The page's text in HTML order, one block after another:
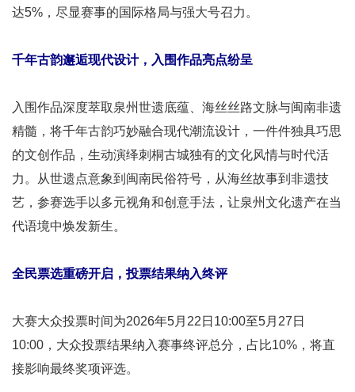
达5%，尽显赛事的国际格局与强大号召力。
千年古韵邂逅现代设计，入围作品亮点纷呈
入围作品深度萃取泉州世遗底蕴、海丝丝路文脉与闽南非遗
精髓，将千年古韵巧妙融合现代潮流设计，一件件独具巧思
的文创作品，生动演绎刺桐古城独有的文化风情与时代活
力。从世遗点意象到闽南民俗符号，从海丝故事到非遗技
艺，参赛选手以多元视角和创意手法，让泉州文化遗产在当
代语境中焕发新生。
全民票选重磅开启，投票结果纳入终评
大赛大众投票时间为2026年5月22日10:00至5月27日
10:00，大众投票结果纳入赛事终评总分，占比10%，将直
接影响最终奖项评选。